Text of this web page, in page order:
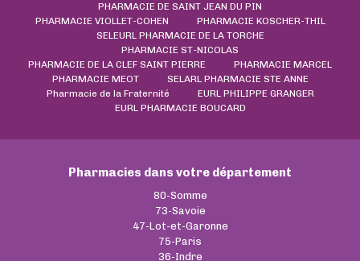
PHARMACIE DE SAINT JEAN DU PIN
PHARMACIE VIOLLET-COHEN
PHARMACIE KOSCHER-THIL
SELEURL PHARMACIE DE LA TORCHE
PHARMACIE ST-NICOLAS
PHARMACIE DE LA CLEF SAINT PIERRE
PHARMACIE MARCEL
PHARMACIE MEOT
SELARL PHARMACIE STE ANNE
Pharmacie de la Fraternité
EURL PHILIPPE GRANGER
EURL PHARMACIE BOUCARD
Pharmacies dans votre département
80-Somme
73-Savoie
47-Lot-et-Garonne
75-Paris
36-Indre